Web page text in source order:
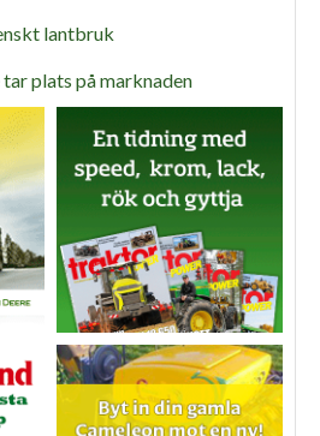
lantbruk
plats på marknaden